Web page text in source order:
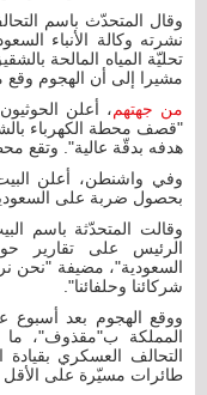
وقال المتحدّث باسم
نشرته وكالة الأنباء
تحليّة المياه المالحة
مشيرا إلى أن الهجوم وقع
من جهتهم، أعلن
"قصف محطة الكهرباء
هدفه بدقّة عالية". وتقع
وفي واشنطن، أعلن البيت
بحصول ضربة على
وقالت المتحدّثة باسم
الرئيس على تقارير
السعودية"، مضيفة "نحن
شركائنا وحلفائنا".
ووقع الهجوم بعد أسبوع
التحالف العسكري بقيادة
طائرات مسيّرة على الأقل